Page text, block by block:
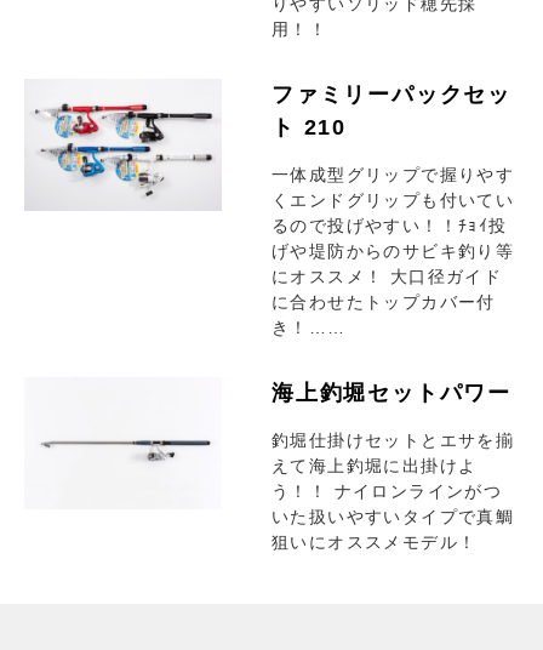
用！！
ファミリーパックセッ
ト 210
一体成型グリップで握りやす
くエンドグリップも付いてい
るので投げやすい！！ﾁｮｲ投
げや堤防からのサビキ釣り等
にオススメ！ 大口径ガイド
に合わせたトップカバー付
き！……
海上釣堀セットパワー
釣堀仕掛けセットとエサを揃
えて海上釣堀に出掛けよ
う！！ ナイロンラインがつ
いた扱いやすいタイプで真鯛
狙いにオススメモデル！